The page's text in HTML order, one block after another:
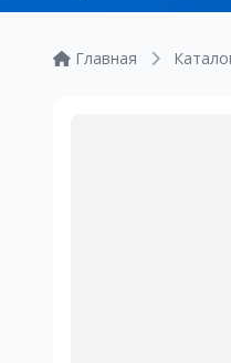
Главная